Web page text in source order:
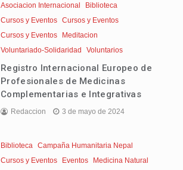
Asociacion Internacional
Biblioteca
Cursos y Eventos Cursos y Eventos
Cursos y Eventos
Meditacion
Voluntariado-Solidaridad
Voluntarios
Registro Internacional Europeo de
Profesionales de Medicinas
Complementarias e Integrativas
Redaccion 3 de mayo de 2024
Biblioteca
Campaña Humanitaria Nepal
Cursos y Eventos
Eventos Medicina Natural